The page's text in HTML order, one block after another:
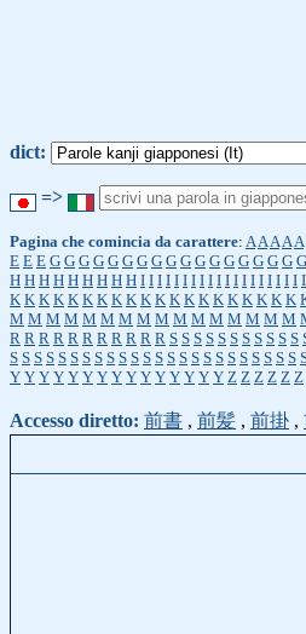
dict:
=>
Pagina che comincia da carattere: A A A A A
E E E G G G G G G G G G G G G G G G G G G
H H H H H H H H H I I I I I I I I I I I I I I I I I I I I
K K K K K K K K K K K K K K K K K K K K
M M M M M M M M M M M M M M M M
R R R R R R R R R R R S S S S S S S S S S S
S S S S S S S S S S S S S S S S S S S S S S S S
Y Y Y Y Y Y Y Y Y Y Y Y Y Y Y Z Z Z Z Z Z
Accesso diretto: 前書 , 前髪 , 前掛 ,